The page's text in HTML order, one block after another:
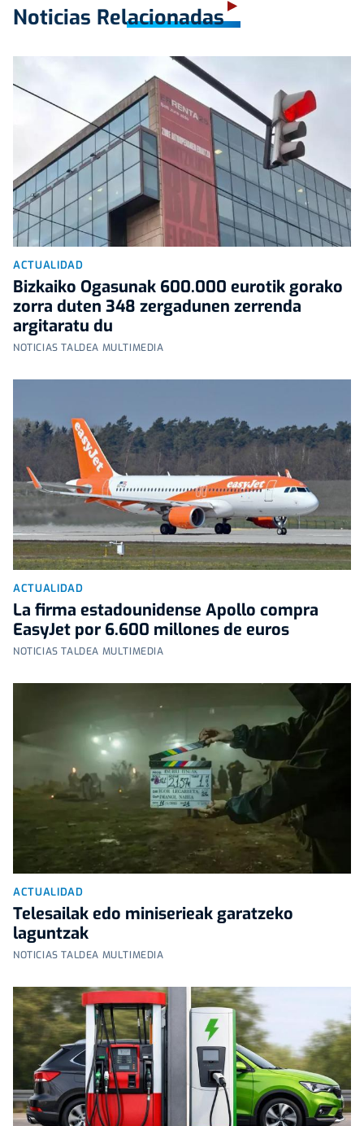
Noticias Relacionadas
ACTUALIDAD
Bizkaiko Ogasunak 600.000 eurotik gorako
zorra duten 348 zergadunen zerrenda
argitaratu du
NOTICIAS TALDEA MULTIMEDIA
ACTUALIDAD
La firma estadounidense Apollo compra
EasyJet por 6.600 millones de euros
NOTICIAS TALDEA MULTIMEDIA
ACTUALIDAD
Telesailak edo miniserieak garatzeko
laguntzak
NOTICIAS TALDEA MULTIMEDIA